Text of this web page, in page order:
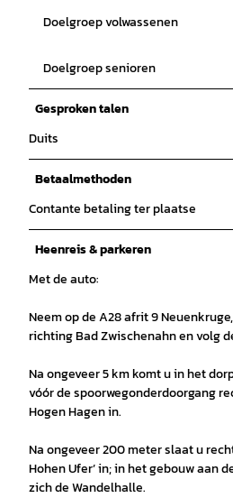
Doelgroep volwassenen
Doelgroep senioren
Gesproken talen
Duits
Betaalmethoden
Contante betaling ter plaatse
Heenreis & parkeren
Met de auto:
Neem op de A28 afrit 9
richting Bad Zwischenahn en volg
Na ongeveer 5 km komt u in het
vóór de spoorwegonderdoorgang
Hogen Hagen in.
Na ongeveer 200 meter slaat u
Hohen Ufer’ in; in het gebouw aan
zich de Wandelhalle.